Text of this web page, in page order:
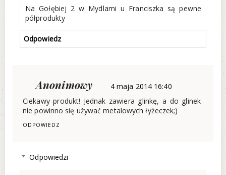
Na Gołębiej 2 w Mydlarni u Franciszka są pewne
półprodukty
Odpowiedz
Anonimowy
4 maja 2014 16:40
Ciekawy produkt! Jednak zawiera glinkę, a do glinek
nie powinno się używać metalowych łyżeczek;)
ODPOWIEDZ
Odpowiedzi